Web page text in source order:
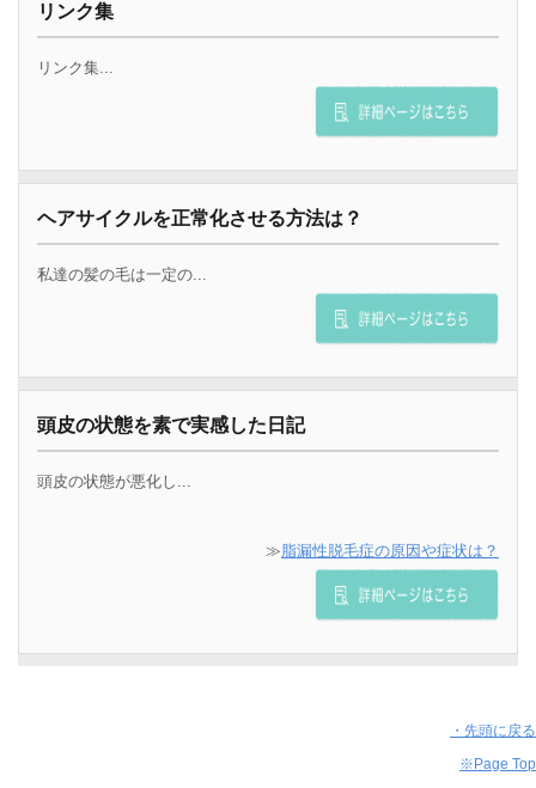
リンク集
リンク集...
ヘアサイクルを正常化させる方法は？
私達の髪の毛は一定の...
頭皮の状態を素で実感した日記
頭皮の状態が悪化し...
≫脂漏性脱毛症の原因や症状は？
・先頭に戻る
※Page Top